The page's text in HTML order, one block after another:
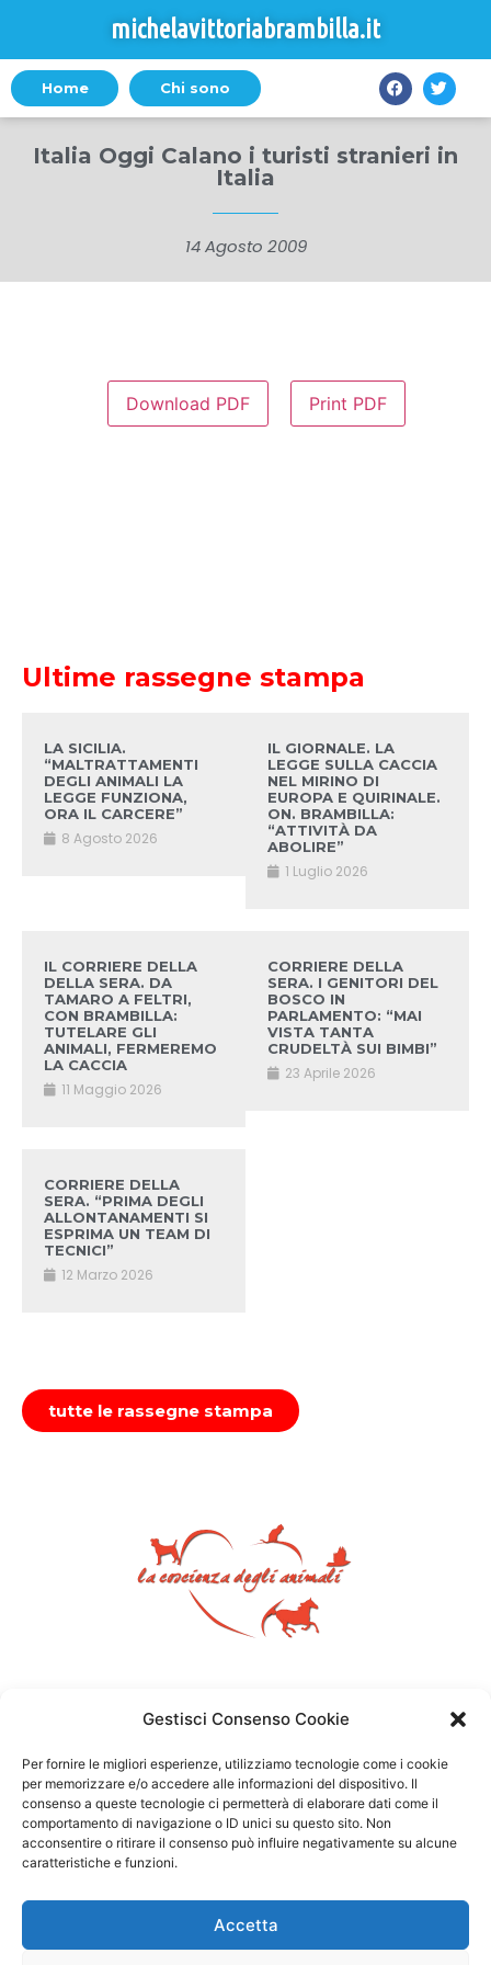
Gestisci Consenso Cookie
Per fornire le migliori esperienze, utilizziamo tecnologie come i cookie
per memorizzare e/o accedere alle informazioni del dispositivo. Il
consenso a queste tecnologie ci permetterà di elaborare dati come il
comportamento di navigazione o ID unici su questo sito. Non
acconsentire o ritirare il consenso può influire negativamente su alcune
caratteristiche e funzioni.
Accetta
michelavittoriabrambilla.it
Home Chi sono
Italia Oggi Calano i turisti stranieri in
Italia
14 Agosto 2009
Download PDF Print PDF
Ultime rassegne stampa
LA SICILIA.
“MALTRATTAMENTI
DEGLI ANIMALI LA
LEGGE FUNZIONA,
ORA IL CARCERE”
8 Agosto 2026
IL GIORNALE. LA
LEGGE SULLA CACCIA
NEL MIRINO DI
EUROPA E QUIRINALE.
ON. BRAMBILLA:
“ATTIVITÀ DA
ABOLIRE”
1 Luglio 2026
IL CORRIERE DELLA
DELLA SERA. DA
TAMARO A FELTRI,
CON BRAMBILLA:
TUTELARE GLI
ANIMALI, FERMEREMO
LA CACCIA
11 Maggio 2026
CORRIERE DELLA
SERA. I GENITORI DEL
BOSCO IN
PARLAMENTO: “MAI
VISTA TANTA
CRUDELTÀ SUI BIMBI”
23 Aprile 2026
CORRIERE DELLA
SERA. “PRIMA DEGLI
ALLONTANAMENTI SI
ESPRIMA UN TEAM DI
TECNICI”
12 Marzo 2026
tutte le rassegne stampa